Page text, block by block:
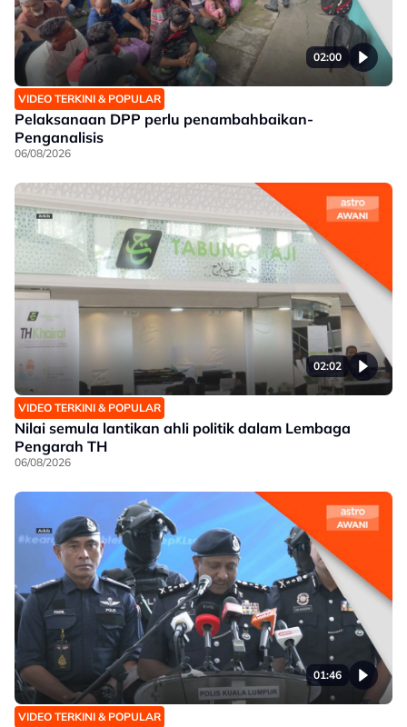
02:00
VIDEO TERKINI & POPULAR
Pelaksanaan DPP perlu penambahbaikan-
Penganalisis
06/08/2026
02:02
VIDEO TERKINI & POPULAR
Nilai semula lantikan ahli politik dalam Lembaga
Pengarah TH
06/08/2026
01:46
VIDEO TERKINI & POPULAR